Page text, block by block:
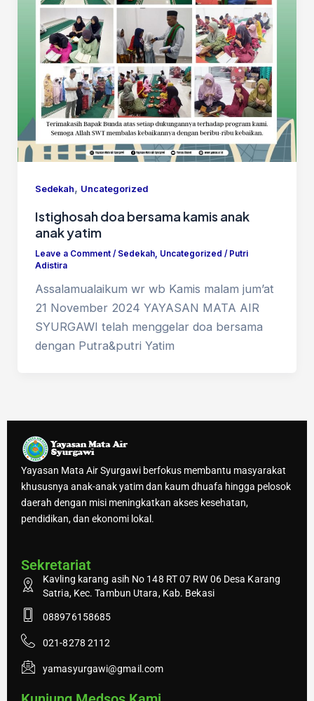
Sedekah, Uncategorized
Istighosah doa bersama kamis anak
anak yatim
Leave a Comment / Sedekah, Uncategorized / Putri
Adistira
Assalamualaikum wr wb Kamis malam jum’at
21 November 2024 YAYASAN MATA AIR
SYURGAWI telah menggelar doa bersama
dengan Putra&putri Yatim
Yayasan Mata Air Syurgawi berfokus membantu masyarakat
khususnya anak-anak yatim dan kaum dhuafa hingga pelosok
daerah dengan misi meningkatkan akses kesehatan,
pendidikan, dan ekonomi lokal.
Sekretariat
Kavling karang asih No 148 RT 07 RW 06 Desa Karang
Satria, Kec. Tambun Utara, Kab. Bekasi
088976158685
021-8278 2112
yamasyurgawi@gmail.com